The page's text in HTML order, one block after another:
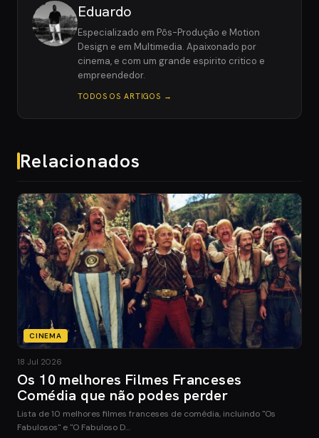
Eduardo
Especializado em Pôs-Produção e Motion
Design e em Multimedia. Apaixonado por
cinema, e com um grande espirito critico e
empreendedor.
TODOS OS ARTIGOS →
Relacionados
CINEMA
18 Jul 2026
Os 10 melhores Filmes Franceses
Comédia que não podes perder
Lista de 10 melhores filmes franceses de comédia, incluindo "Os
Fabulosos" e "O Fabuloso D…